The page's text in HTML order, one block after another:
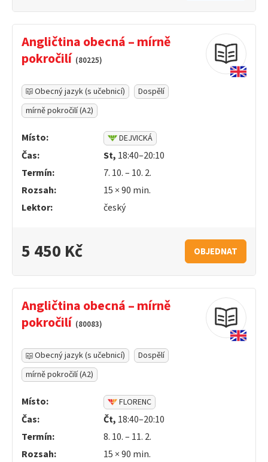
Angličtina obecná – mírně
pokročilí (80225)
Obecný jazyk (s učebnicí)
Dospělí
mírně pokročilí (A2)
Místo: DEJVICKÁ
Čas: St, 18:40–20:10
Termín:
7. 10. – 10. 2.
Rozsah:
15 ×90 min.
Lektor:
český
5 450 Kč OBJEDNAT
Angličtina obecná – mírně
pokročilí (80083)
Obecný jazyk (s učebnicí)
Dospělí
mírně pokročilí (A2)
Místo: FLORENC
Čas: Čt, 18:40–20:10
Termín:
8. 10. – 11. 2.
Rozsah:
15 ×90 min.